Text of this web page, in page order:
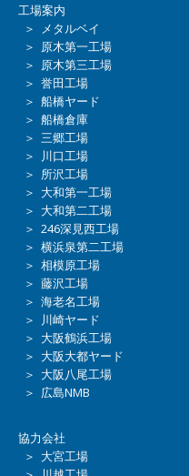
工場案内
＞ メタルベイ
＞ 原木第一工場
＞ 原木第三工場
＞ 誉田工場
＞ 船橋ヤード
＞ 船橋倉庫
＞ 三郷工場
＞ 川口工場
＞ 所沢工場
＞ 大和第一工場
＞ 大和第二工場
＞ 246深見西工場
＞ 横浜泉第二工場
＞ 相模原工場
＞ 藤沢工場
＞ 海老名工場
＞ 川崎ヤード
＞ 大阪鶴浜工場
＞ 大阪大都ヤード
＞ 大阪八尾工場
＞ 広島NMB
協力会社
＞ 大宮工場